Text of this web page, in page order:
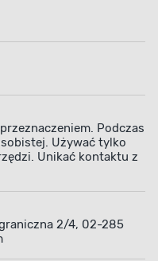
Podczas
Używać tylko
Unikać kontaktu z
2/4, 02-285